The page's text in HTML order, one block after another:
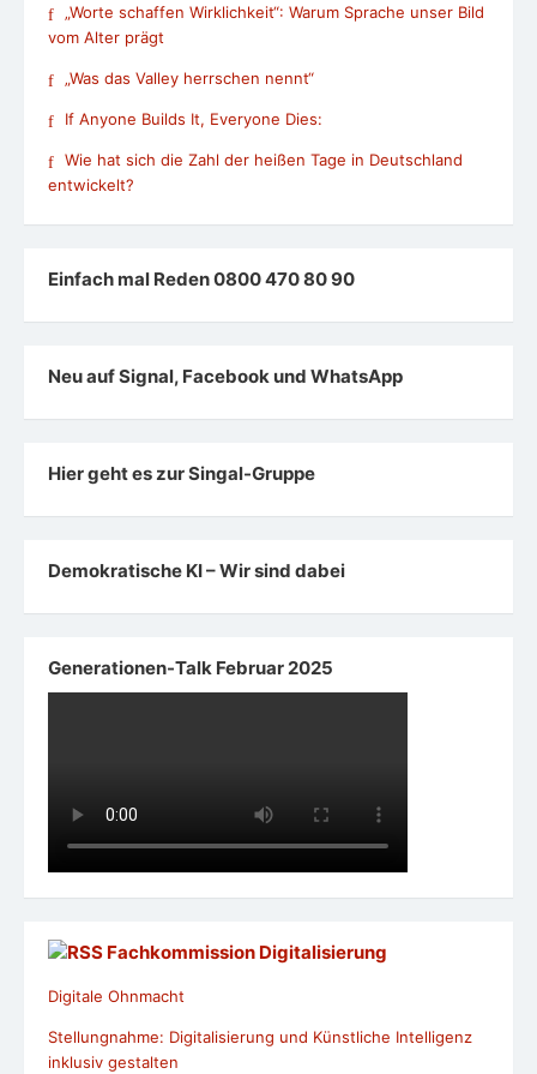
„Worte schaffen Wirklichkeit“: Warum Sprache unser Bild
vom Alter prägt
„Was das Valley herrschen nennt“
If Anyone Builds It, Everyone Dies:
Wie hat sich die Zahl der heißen Tage in Deutschland
entwickelt?
Einfach mal Reden 0800 470 80 90
Neu auf Signal, Facebook und WhatsApp
Hier geht es zur Singal-Gruppe
Demokratische KI – Wir sind dabei
Generationen-Talk Februar 2025
Fachkommission Digitalisierung
Digitale Ohnmacht
Stellungnahme: Digitalisierung und Künstliche Intelligenz
inklusiv gestalten